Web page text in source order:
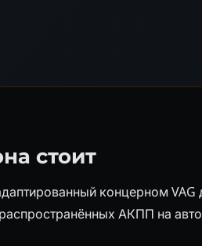
стоит
концерном VAG
АКПП на